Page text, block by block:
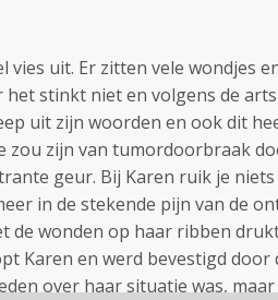
vies uit. Er zitten vele wondjes
stinkt niet en volgens de
uit zijn woorden en ook dit
zou zijn van tumordoorbraak
geur. Bij Karen ruik je
in de stekende pijn van de
de wonden op haar ribben
Karen en werd bevestigd door
over haar situatie was,